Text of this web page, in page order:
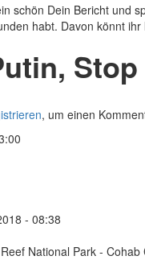
schön Dein Bericht und
habt. Davon könnt ihr
Stop
, um einen
- 08:38
National Park - Cohab